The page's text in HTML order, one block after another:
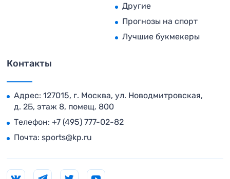
Другие
Прогнозы на спорт
Лучшие букмекеры
Контакты
Адрес: 127015, г. Москва, ул. Новодмитровская,
д. 2Б, этаж 8, помещ. 800
Телефон: +7 (495) 777-02-82
Почта: sports@kp.ru